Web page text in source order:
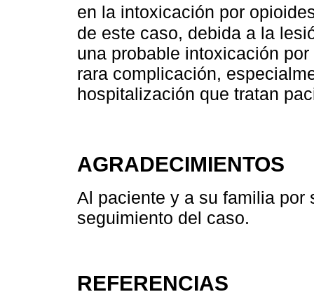
en la intoxicación por
de este caso, debida a la
una probable intoxicación
rara complicación,
hospitalización que tratan
AGRADECIMIENTOS
Al paciente y a su familia por
seguimiento del caso.
REFERENCIAS